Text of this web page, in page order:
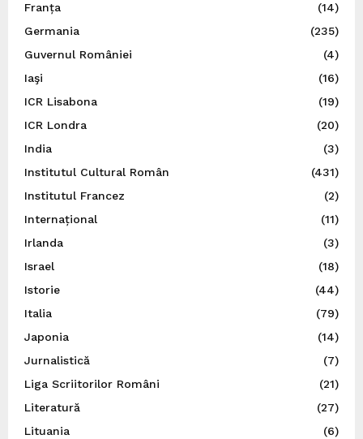
Franța
(14)
Germania
(235)
Guvernul României
(4)
Iaşi
(16)
ICR Lisabona
(19)
ICR Londra
(20)
India
(3)
Institutul Cultural Român
(431)
Institutul Francez
(2)
Internațional
(11)
Irlanda
(3)
Israel
(18)
Istorie
(44)
Italia
(79)
Japonia
(14)
Jurnalistică
(7)
Liga Scriitorilor Români
(21)
Literatură
(27)
Lituania
(6)